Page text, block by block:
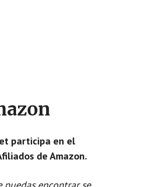
participa en el
de Amazon.